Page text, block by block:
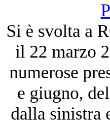
Si è svolta a
il 22 marzo
numerose
e giugno,
dalla sinistra